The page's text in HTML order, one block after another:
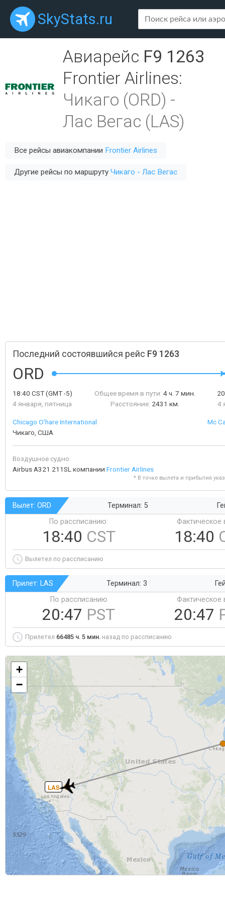
SkyStats.ru
Авиарейс F9 1263
Frontier Airlines:
Чикаго (ORD) -
Лас Вегас (LAS)
Все рейсы авиакомпании Frontier Airlines
Другие рейсы по маршруту Чикаго - Лас Вегас
Последний состоявшийся рейс F9 1263
ORD
18:40 CST(GMT -5)
4 января, пятница
Общее время в пути: 4 ч. 7 мин.
Расстояние: 2431 км.
4
Chicago O'hare International
Чикаго, США
Mc
Воздушное судно:
Airbus A321 211SL компании Frontier Airlines
* В точке вылета и прибытия
Вылет: ORD Терминал: 5
По рассписанию:
18:40 CST
Фактическое
18:40
Вылетел по рассписанию
Прилет: LAS Терминал: 3
По рассписанию
20:47 PST
Фактическое
20:47
Прилетел 66485 ч. 5 мин. назад по рассписанию
LAS
+
−